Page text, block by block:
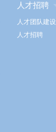
人才招聘
人才团队建设
人才招聘